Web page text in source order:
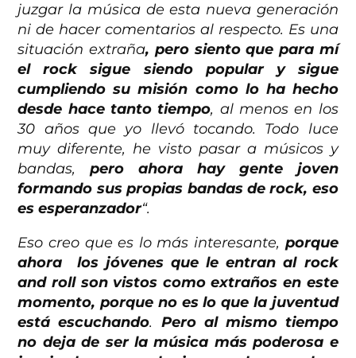
juzgar la música de esta nueva generación
ni de hacer comentarios al respecto. Es una
situación extraña, pero siento que para mí
el rock sigue siendo popular y sigue
cumpliendo su misión como lo ha hecho
desde hace tanto tiempo, al menos en los
30 años que yo llevó tocando. Todo luce
muy diferente, he visto pasar a músicos y
bandas,pero ahora hay gente joven
formando sus propias bandas de rock, eso
es esperanzador“.
Eso creo que es lo más interesante, porque
ahora los jóvenes que le entran al rock
and roll son vistos como extraños en este
momento, porque no es lo que la juventud
está escuchando. Pero al mismo tiempo
no deja de ser la música más poderosa e